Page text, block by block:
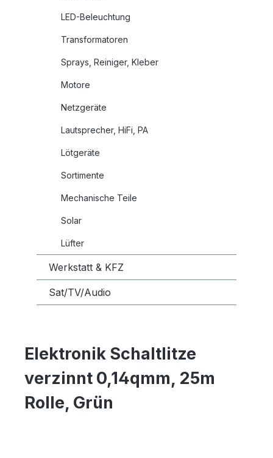
LED-Beleuchtung
Transformatoren
Sprays, Reiniger, Kleber
Motore
Netzgeräte
Lautsprecher, HiFi, PA
Lötgeräte
Sortimente
Mechanische Teile
Solar
Lüfter
Werkstatt & KFZ
Sat/TV/Audio
Elektronik Schaltlitze
verzinnt 0,14qmm, 25m
Rolle, Grün